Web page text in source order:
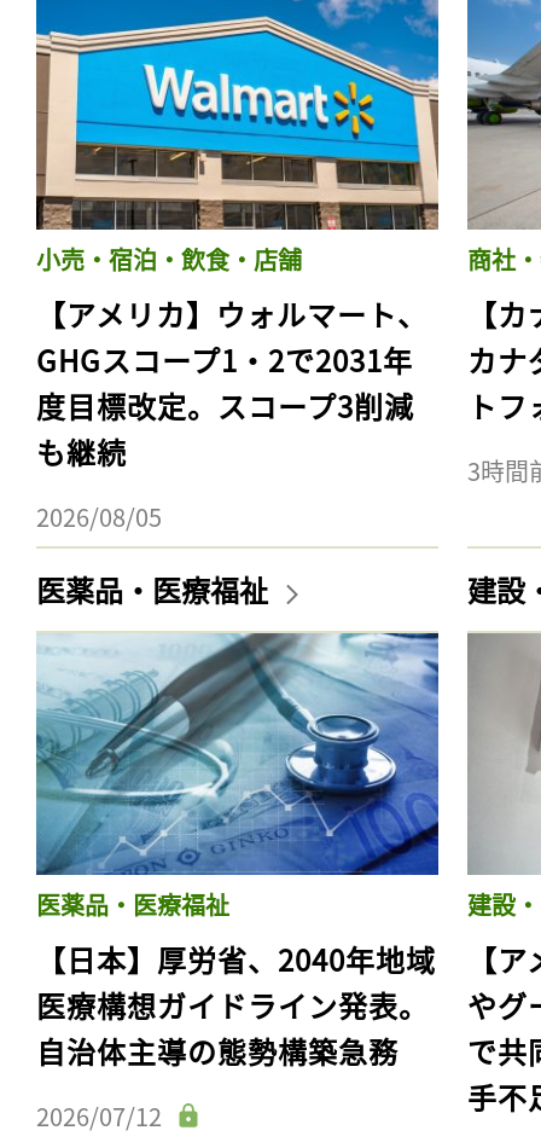
小売・宿泊・飲食・店舗
【アメリカ】ウォルマート、
GHGスコープ1・2で2031年
度目標改定。スコープ3削減
も継続
2026/08/05
商社
【
カナ
ト
3時間
医薬品・医療福祉
医薬品・医療福祉
【日本】厚労省、2040年地域
医療構想ガイドライン発表。
自治体主導の態勢構築急務
2026/07/12
建設
建設
【
やグ
で共
手不